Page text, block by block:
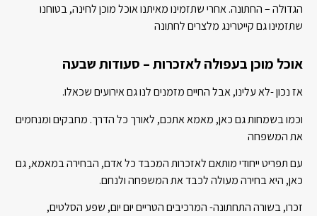
הגדולה – החתונה. אחרי שתזמינו מאיתנו אוכל מוכן לחינה, בטוחנו
שתזמינו גם קייטרינג מלצרים לחתונה
אוכל מוכן בעפולה לאזכרות – סעודות שבעה
אז נכון -לא עלינו, אבל החיים מזמנים לנו גם אירועים שכאלו.
וכמו בשמחות גם כאן, מאמא אתכם, לאורך כל הדרך. מחבקים ומנחמים
את המשפחה
עם תפריט ייחודי מותאם לאזכרות המכבד כל אדם, הבחירה במאמא, גם
כאן, היא בחירה מעולה לכבד את המשפחה ולנחם.
זכרו, בשורה התחתונה- המרכיבים הטריים יום יום, שפע הסלטים,